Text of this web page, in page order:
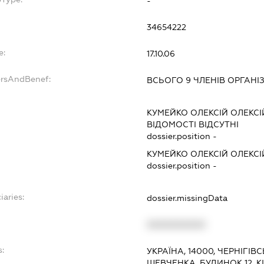
34654222
17.10.06
ВСЬОГО 9 ЧЛЕНІВ
КУМЕЙКО ОЛЕКСІЙ
ВІДОМОСТІ ВІДСУТНІ
dossier.position -
КУМЕЙКО ОЛЕКСІЙ
dossier.position -
dossier.missingData
УКРАЇНА, 14000,